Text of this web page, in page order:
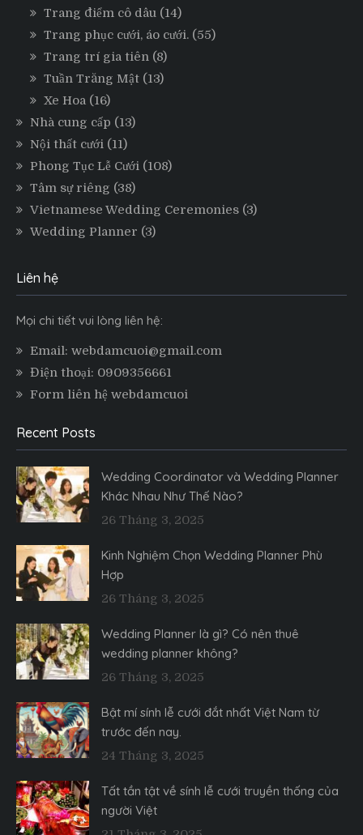
Trang điểm cô dâu (14)
Trang phục cưới, áo cưới. (55)
Trang trí gia tiên (8)
Tuần Trăng Mật (13)
Xe Hoa (16)
Nhà cung cấp (13)
Nội thất cưới (11)
Phong Tục Lễ Cưới (108)
Tâm sự riêng (38)
Vietnamese Wedding Ceremonies (3)
Wedding Planner (3)
Liên hệ
Mọi chi tiết vui lòng liên hệ:
Email: webdamcuoi@gmail.com
Điện thoại: 0909356661
Form liên hệ webdamcuoi
Recent Posts
Wedding Coordinator và Wedding Planner
Khác Nhau Như Thế Nào?
26 Tháng 3, 2025
Kinh Nghiệm Chọn Wedding Planner Phù
Hợp
26 Tháng 3, 2025
Wedding Planner là gì? Có nên thuê
wedding planner không?
26 Tháng 3, 2025
Bật mí sính lễ cưới đắt nhất Việt Nam từ
trước đến nay.
24 Tháng 3, 2025
Tất tần tật về sính lễ cưới truyền thống của
người Việt